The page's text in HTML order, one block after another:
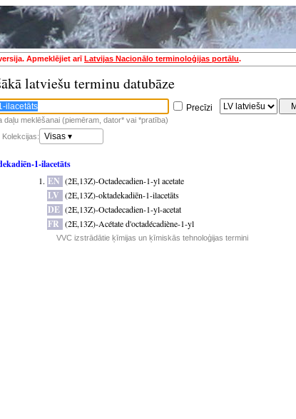
Apmeklējiet arīLatvijas Nacionālo terminoloģijas portālu.
latviešu terminu datubāze
Precīzi
daļu meklēšanai (piemēram, dator* vai *pratība)
Kolekcijas: Visas ▾
1-ilacetāts
EN (2E,13Z)-Octadecadien-1-yl acetate
LV (2E,13Z)-oktadekadiēn-1-ilacetāts
DE (2E,13Z)-Octadecadien-1-yl-acetat
FR (2E,13Z)-Acétate d'octadécadiène-1-yl
VVC izstrādātie ķīmijas un ķīmiskās tehnoloģijas termini